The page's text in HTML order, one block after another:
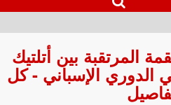
2025 القمة المرتقبة بين أتلتيك
الدوري الإسباني - كل